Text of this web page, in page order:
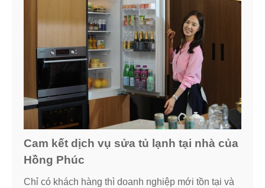
Cam kết dịch vụ sửa tủ lạnh tại nhà của
Hồng Phúc
Chỉ có khách hàng thì doanh nghiệp mới tồn tại và